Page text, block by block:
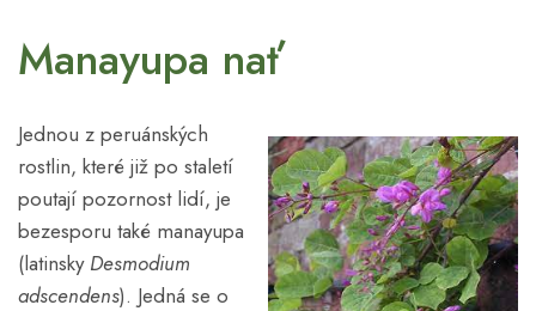
Manayupa nať
Jednou z peruánských
rostlin, které již po staletí
poutají pozornost lidí, je
bezesporu také manayupa
(latinsky Desmodium
adscendens). Jedná se o